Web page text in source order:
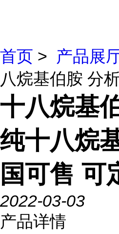
首页 > 产品展
八烷基伯胺 分
十八烷基
纯十八烷
国可售 可
2022-03-03
产品详情